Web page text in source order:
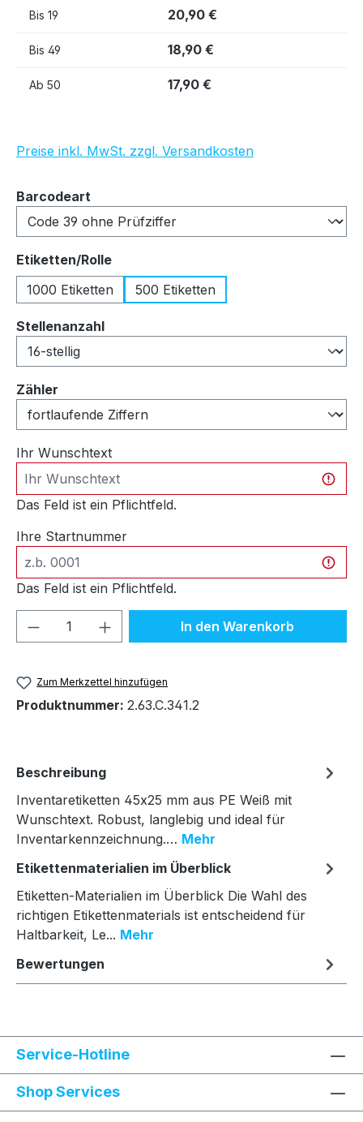
Bis 19 20,90 €
Bis 49 18,90 €
Ab 50 17,90 €
Preise inkl. MwSt. zzgl. Versandkosten
Barcodeart
Etiketten/Rolleauswählen
1000 Etiketten
500 Etiketten
Stellenanzahlauswählen
Zähler
Ihr Wunschtext
Das Feld ist ein Pflichtfeld.
Ihre Startnummer
Das Feld ist ein Pflichtfeld.
Produkt Anzahl: Gib denIn den Warenkorb
Zum Merkzettel hinzufügen
Produktnummer: 2.63.C.341.2
Beschreibung
Inventaretiketten 45x25 mm aus PE Weiß mit
Wunschtext. Robust, langlebig und ideal für
Inventarkennzeichnung.… Mehr
Etikettenmaterialien im Überblick
Etiketten-Materialien im Überblick Die Wahl des
richtigen Etikettenmaterials ist entscheidend für
Haltbarkeit, Le... Mehr
Bewertungen
Service-Hotline
Shop Services